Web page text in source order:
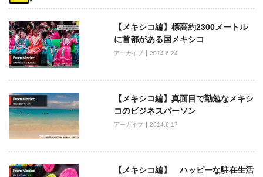
ゲ
ー
シ
ョ
ン
【メキシコ編】標高約2300メートル
に首都がある国メキシコ
アーカイブ 2014.6.24
【メキシコ編】真面目で勤勉なメキシ
コのビジネスパーソン
アーカイブ 2014.6.17
【メキシコ編】 ハッピーな駐在生活